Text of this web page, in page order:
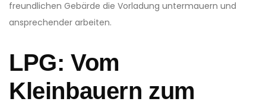
freundlichen Gebärde die Vorladung untermauern und
ansprechender arbeiten.
LPG: Vom
Kleinbauern zum